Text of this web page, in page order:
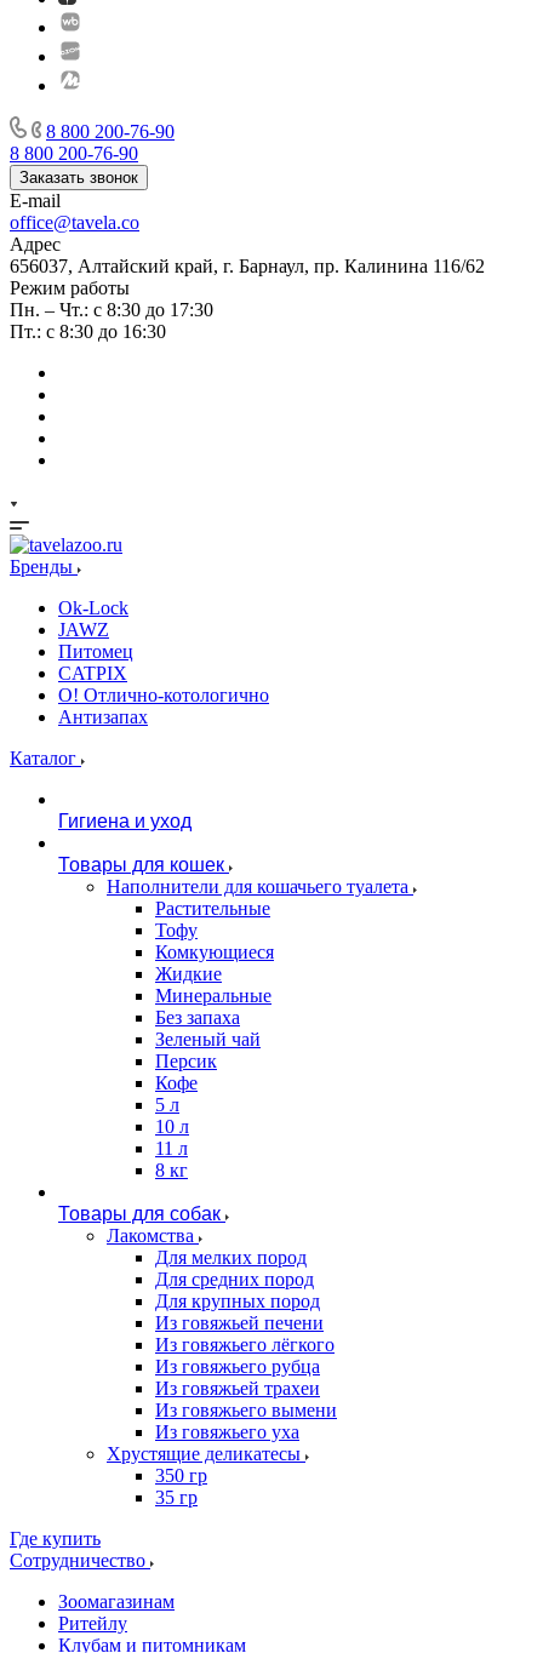
8 800 200-76-90
8 800 200-76-90
Заказать звонок
E-mail
office@tavela.co
Адрес
656037, Алтайский край, г. Барнаул, пр. Калинина 116/62
Режим работы
Пн. – Чт.: с 8:30 до 17:30
Пт.: с 8:30 до 16:30
Бренды
Ok-Lock
JAWZ
Питомец
CATPIX
О! Отлично-котологично
Антизапах
Каталог
Гигиена и уход
Товары для кошек
Наполнители для кошачьего туалета
Растительные
Тофу
Комкующиеся
Жидкие
Минеральные
Без запаха
Зеленый чай
Персик
Кофе
5 л
10 л
11 л
8 кг
Товары для собак
Лакомства
Для мелких пород
Для средних пород
Для крупных пород
Из говяжьей печени
Из говяжьего лёгкого
Из говяжьего рубца
Из говяжьей трахеи
Из говяжьего вымени
Из говяжьего уха
Хрустящие деликатесы
350 гр
35 гр
Где купить
Сотрудничество
Зоомагазинам
Ритейлу
Клубам и питомникам